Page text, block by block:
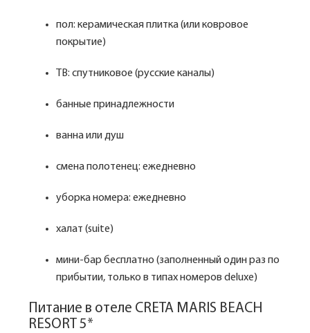
пол: керамическая плитка (или ковровое
покрытие)
ТВ: спутниковое (русские каналы)
банные принадлежности
ванна или душ
смена полотенец: ежедневно
уборка номера: ежедневно
халат (suite)
мини-бар бесплатно (заполненный один раз по
прибытии, только в типах номеров deluxe)
Питание в отеле CRETA MARIS BEACH
RESORT 5*